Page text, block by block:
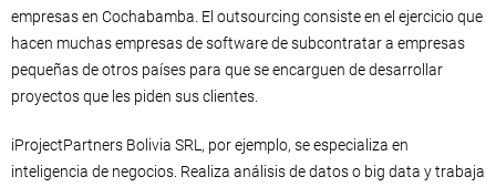
empresas en Cochabamba. El outsourcing consiste en el ejercicio que
hacen muchas empresas de software de subcontratar a empresas
pequeñas de otros países para que se encarguen de desarrollar
proyectos que les piden sus clientes.
iProjectPartners Bolivia SRL, por ejemplo, se especializa en
inteligencia de negocios. Realiza análisis de datos o big data y trabaja